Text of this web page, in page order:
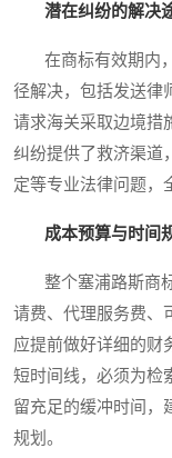
潜在纠纷的解决
在商标有效期内，
径解决，包括发送律
请求海关采取边境措
纠纷提供了救济渠道
定等专业法律问题，
成本预算与时间
整个塞浦路斯商标
请费、代理服务费、
应提前做好详细的财
短时间线，必须为检
留充足的缓冲时间，
规划。